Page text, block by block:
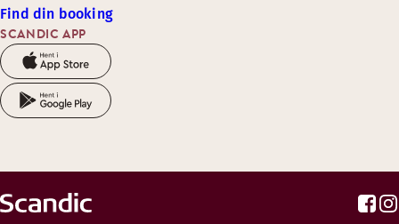
SCANDIC APP
Find din booking